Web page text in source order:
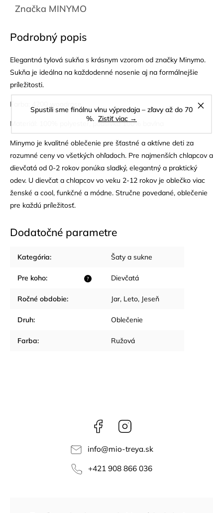
Spustili sme finálnu vlnu výpredaja – zľavy až do 70
%. Zistiť viac →
Značka MINYMO
Podrobný popis
Elegantná tylová sukňa s krásnym vzorom od značky Minymo.
Sukňa je ideálna na každodenné nosenie aj na formálnejšie
príležitosti.
Farba: 4200 woodrose
Materiál: 100% polyester, podšívka 100% bavlna
Minymo je kvalitné oblečenie pre šťastné a aktívne deti za
rozumné ceny vo všetkých ohľadoch. Pre najmenších chlapcov a
dievčatá od 0-2 rokov ponúka sladký, elegantný a praktický
odev. U dievčat a chlapcov vo veku 2-12 rokov je oblečko viac
ženské a cool, funkčné a módne. Stručne povedané, oblečenie
pre každú príležitosť.
Dodatočné parametre
Kategória: Šaty a sukne
?
Pre koho: Dievčatá
Ročné obdobie: Jar, Leto, Jeseň
Druh: Oblečenie
Farba: Ružová
Facebook
info@mio-treya.sk
+421 908 866 036